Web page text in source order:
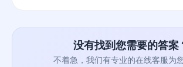
没有找到您需要的答案
不着急，我们有专业的在线客服为